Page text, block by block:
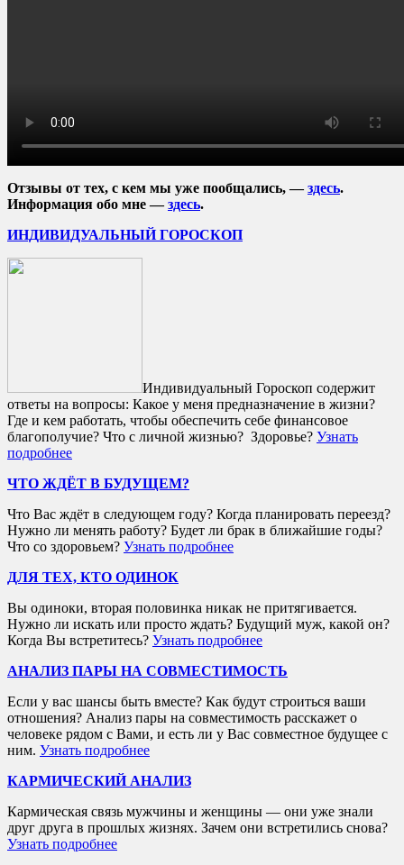
Отзывы от тех, с кем мы уже пообщались, —здесь.
Информация обо мне —здесь.
ИНДИВИДУАЛЬНЫЙ ГОРОСКОП
Индивидуальный Гороскоп содержит
ответы на вопросы: Какое у меня предназначение в жизни?
Где и кем работать, чтобы обеспечить себе финансовое
благополучие? Что с личной жизнью? Здоровье? Узнать
подробнее
ЧТО ЖДЁТ В БУДУЩЕМ?
Что Вас ждёт в следующем году? Когда планировать переезд?
Нужно ли менять работу? Будет ли брак в ближайшие годы?
Что со здоровьем? Узнать подробнее
ДЛЯ ТЕХ, КТО ОДИНОК
Вы одиноки, вторая половинка никак не притягивается.
Нужно ли искать или просто ждать? Будущий муж, какой он?
Когда Вы встретитесь? Узнать подробнее
АНАЛИЗ ПАРЫ НА СОВМЕСТИМОСТЬ
Если у вас шансы быть вместе? Как будут строиться ваши
отношения? Анализ пары на совместимость расскажет о
человеке рядом с Вами, и есть ли у Вас совместное будущее с
ним. Узнать подробнее
КАРМИЧЕСКИЙ АНАЛИЗ
Кармическая связь мужчины и женщины — они уже знали
друг друга в прошлых жизнях. Зачем они встретились снова?
Узнать подробнее